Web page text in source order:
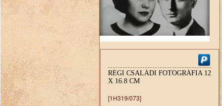
RÉGI CSALÁDI FOTOGRÁFIA 12
X 16.8 CM
[1H319/073]